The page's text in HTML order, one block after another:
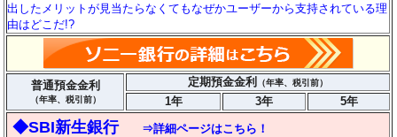
出したメリットが見当たらなくてもなぜかユーザーから支持されている理
由はどこだ!?
普通預金金利
（年率、税引前）
定期預金金利 （年率、税引前）
1年 3年 5年
◆SBI新生銀行 ⇒詳細ページはこちら！